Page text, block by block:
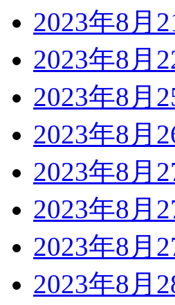
2023年8月
2023年8月
2023年8月
2023年8月
2023年8月
2023年8月
2023年8月
2023年8月